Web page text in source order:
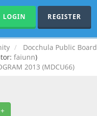
LOGIN REGISTER
Docchula Public Board
faiunn)
2013 (MDCU66)
+